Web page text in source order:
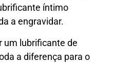
íntimo
a engravidar.
um lubrificante de
a diferença para o